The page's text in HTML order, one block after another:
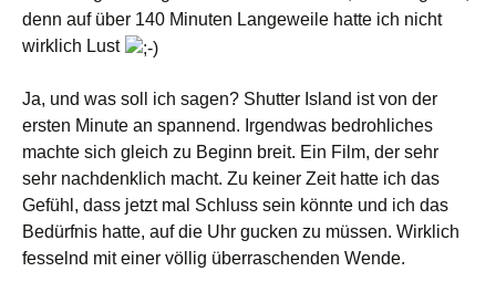
denn auf über 140 Minuten Langeweile hatte ich nicht
wirklich Lust
Ja, und was soll ich sagen? Shutter Island ist von der
ersten Minute an spannend. Irgendwas bedrohliches
machte sich gleich zu Beginn breit. Ein Film, der sehr
sehr nachdenklich macht. Zu keiner Zeit hatte ich das
Gefühl, dass jetzt mal Schluss sein könnte und ich das
Bedürfnis hatte, auf die Uhr gucken zu müssen. Wirklich
fesselnd mit einer völlig überraschenden Wende.